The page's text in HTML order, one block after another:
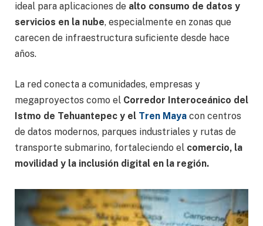
ideal para aplicaciones de alto consumo de datos y
servicios en la nube, especialmente en zonas que
carecen de infraestructura suficiente desde hace
años.
La red conecta a comunidades, empresas y
megaproyectos como el Corredor Interoceánico del
Istmo de Tehuantepec y el Tren Maya con centros
de datos modernos, parques industriales y rutas de
transporte submarino, fortaleciendo el comercio, la
movilidad y la inclusión digital en la región.